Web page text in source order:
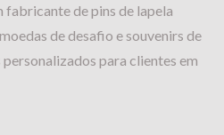
fabricante de pins de lapela
de desafio e souvenirs de
para clientes em